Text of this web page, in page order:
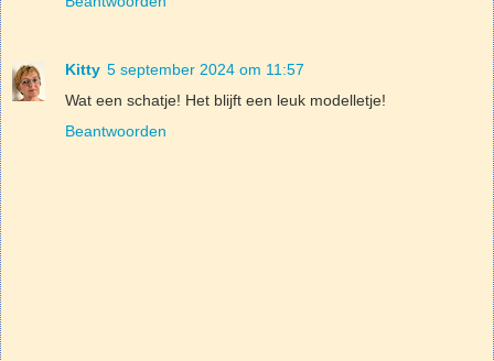
Kitty 5 september 2024 om 11:57
Wat een schatje! Het blijft een leuk modelletje!
Beantwoorden